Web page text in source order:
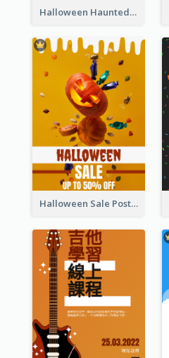
Halloween Haunted House Party Poster
Halloween Sale Poster